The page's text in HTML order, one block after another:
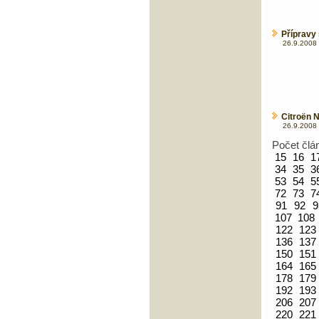
Přípravy
26.9.2008
Citroën
26.9.2008
Počet
15 16
34 35
53 54
72 73
91
92
107 108
122
123
136
137
150
151
164
165
178
179
192
193
206 207
220
221